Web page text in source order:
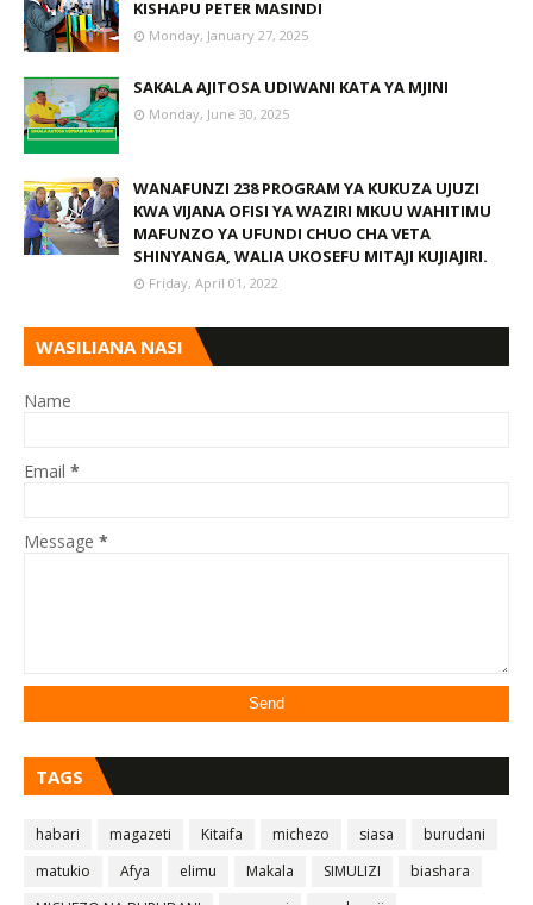
KISHAPU PETER MASINDI
Monday, January 27, 2025
SAKALA AJITOSA UDIWANI KATA YA MJINI
Monday, June 30, 2025
WANAFUNZI 238 PROGRAM YA KUKUZA UJUZI
KWA VIJANA OFISI YA WAZIRI MKUU WAHITIMU
MAFUNZO YA UFUNDI CHUO CHA VETA
SHINYANGA, WALIA UKOSEFU MITAJI KUJIAJIRI.
Friday, April 01, 2022
WASILIANA NASI
Name
Email *
Message *
TAGS
habari magazeti Kitaifa michezo siasa
burudani
matukio
Afya elimu Makala SIMULIZI
biashara